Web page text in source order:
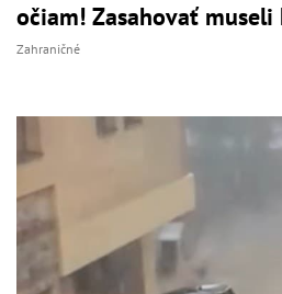
očiam! Zasahovať
Zahraničné